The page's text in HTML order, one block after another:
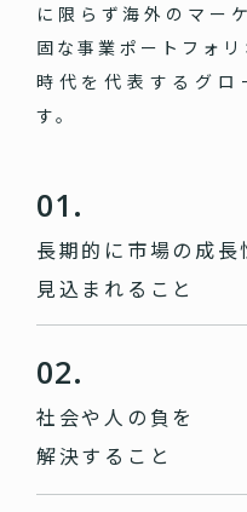
に限らず海外のマー
固な事業ポートフォリ
時代を代表するグロ
す。
01.
長期的に市場の成長
見込まれること
02.
社会や人の負を
解決すること